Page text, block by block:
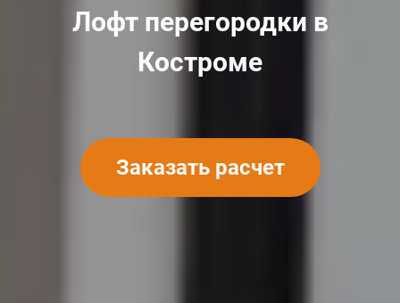
Лофт перегородки в
Костроме
Заказать расчет